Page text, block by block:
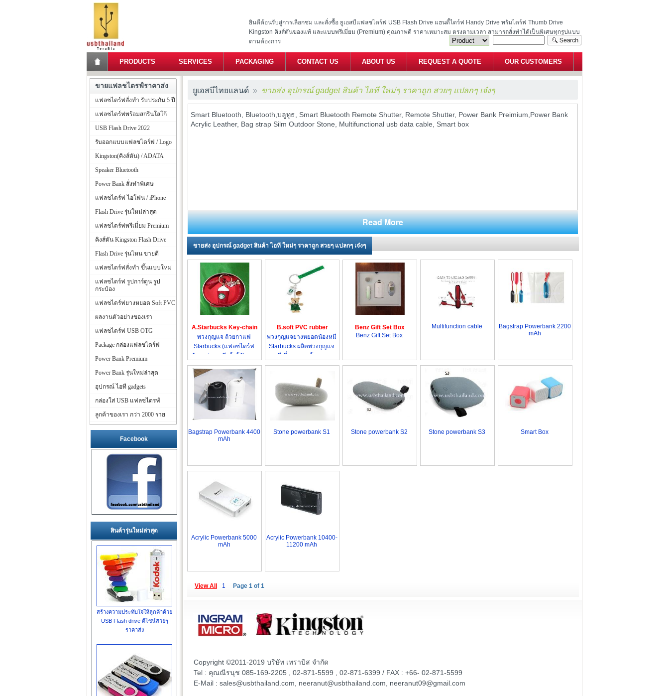
ยินดีต้อนรับสู่การเลือกชม และสั่งซื้อ ยูเอสบีแฟลชไดร์ฟ USB Flash Drive แฮนดี้ไดร์ฟ Handy Drive ทรัมไดร์ฟ Thumb Drive
Kingston คิงส์ตันของแท้ และแบบพรีเมี่ยม (Premium) คุณภาพดี ราคาเหมาะสม ตรงตามเวลา สามารถสั่งทำได้เป็นพิเศษทุกรูปแบบ
ตามต้องการ
PRODUCTS SERVICES PACKAGING CONTACT US ABOUT US REQUEST A QUOTE OUR CUSTOMERS
ยูเอสบีไทยแลนด์ ขายส่ง อุปกรณ์ gadget สินค้า ไอที ใหม่ๆ ราคาถูก สวยๆ แปลกๆ เจ๋งๆ
Smart Bluetooth, Bluetooth,บลูทูธ, Smart Bluetooth Remote Shutter, Remote Shutter, Power Bank Preimium,Power Bank
Acrylic Leather, Bag strap Silm Outdoor Stone, Multifunctional usb data cable, Smart box
Read More
ขายส่ง อุปกรณ์ gadget สินค้า ไอที ใหม่ๆ ราคาถูก สวยๆ แปลกๆ เจ๋งๆ
A.Starbucks Key-chain
พวงกุญแจ ถ้วยกาแฟ
Starbucks (แฟลชไดร์ฟ
พร้อมกล่องสกรีนโลโก้) ราคา
ส่ง
B.soft PVC rubber
keychain
พวงกุญแจยางหยอดน้องหมี
Starbucks ผลิตพวงกุญแจ
พรีเมี่ยม ราคาโรงงาน
Benz Gift Set Box
Benz Gift Set Box
Multifunction cable
Bagstrap Powerbank 2200
mAh
Bagstrap Powerbank 4400
mAh
Stone powerbank S1 Stone powerbank S2 Stone powerbank S3 Smart Box
Acrylic Powerbank 5000
mAh
Acrylic Powerbank 10400-
11200 mAh
View All 1 Page 1 of 1
Copyright ©2011-2019 บริษัท เทราบิส จำกัด
Tel : คุณณีรนุช 085-169-2205 , 02-871-5599 , 02-871-6399 / FAX : +66- 02-871-5599
E-Mail : sales@usbthailand.com, neeranut@usbthailand.com, neeranut09@gmail.com
ขายแฟลชไดรฟ์ราคาส่ง
แฟลชไดร์ฟสั่งทำ รับประกัน 5 ปี
แฟลชไดร์ฟพร้อมสกรีนโลโก้
USB Flash Drive 2022
รับออกแบบแฟลชไดร์ฟ / Logo
Kingston(คิงส์ตัน) / ADATA
Speaker Bluetooth
Power Bank สั่งทำพิเศษ
แฟลชไดร์ฟ ไอโฟน / iPhone
Flash Drive รุ่นใหม่ล่าสุด
แฟลชไดร์ฟพรีเมี่ยม Premium
คิงส์ตัน Kingston Flash Drive
Flash Drive รุ่นไหน ขายดี
แฟลชไดร์ฟสั่งทำ ขึ้นแบบใหม่
แฟลชไดร์ฟ รูปการ์ตูน รูป
กระป๋อง
แฟลชไดร์ฟยางหยอด Soft PVC
ผลงานตัวอย่างของเรา
แฟลชไดร์ฟ USB OTG
Package กล่องแฟลชไดร์ฟ
Power Bank Premium
Power Bank รุ่นใหม่ล่าสุด
อุปกรณ์ ไอที gadgets
กล่องใส่ USB แฟลชไดรฟ์
ลูกค้าของเรา กว่า 2000 ราย
Facebook
สินค้ารุ่นใหม่ล่าสุด
สร้างความประทับใจให้ลูกค้าด้วย
USB Flash drive ดีไซน์สวยๆ
ราคาส่ง